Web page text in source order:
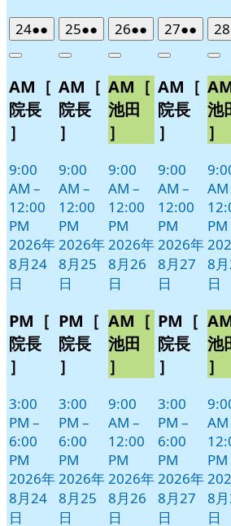
242026
年
月
24
日
●●
件
イ
ベ
ト)
Close
AM［
院長
］
9:00
AM –
12:00
PM
2026年
8月24
日
PM［
院長
］
3:00
PM –
6:00
PM
2026年
8月24
日
252026
年
月
25
日
●●
件
イ
ベ
ト)
Close
AM［
院長
］
9:00
AM –
12:00
PM
2026年
8月25
日
PM［
院長
］
3:00
PM –
6:00
PM
2026年
8月25
日
262026
年
月
26
日
●●
件
イ
ベ
ト)
Close
AM［
池田
］
9:00
AM –
12:00
PM
2026年
8月26
日
AM［
池田
］
9:00
AM –
12:00
PM
2026年
8月26
日
272026
年
月
27
日
●●
件
イ
ベ
ト)
Close
AM［
院長
］
9:00
AM –
12:00
PM
2026年
8月27
日
PM［
院長
］
3:00
PM –
6:00
PM
2026年
8月27
日
28
池
］
AM
PM
8
日
池
］
AM
PM
8
日